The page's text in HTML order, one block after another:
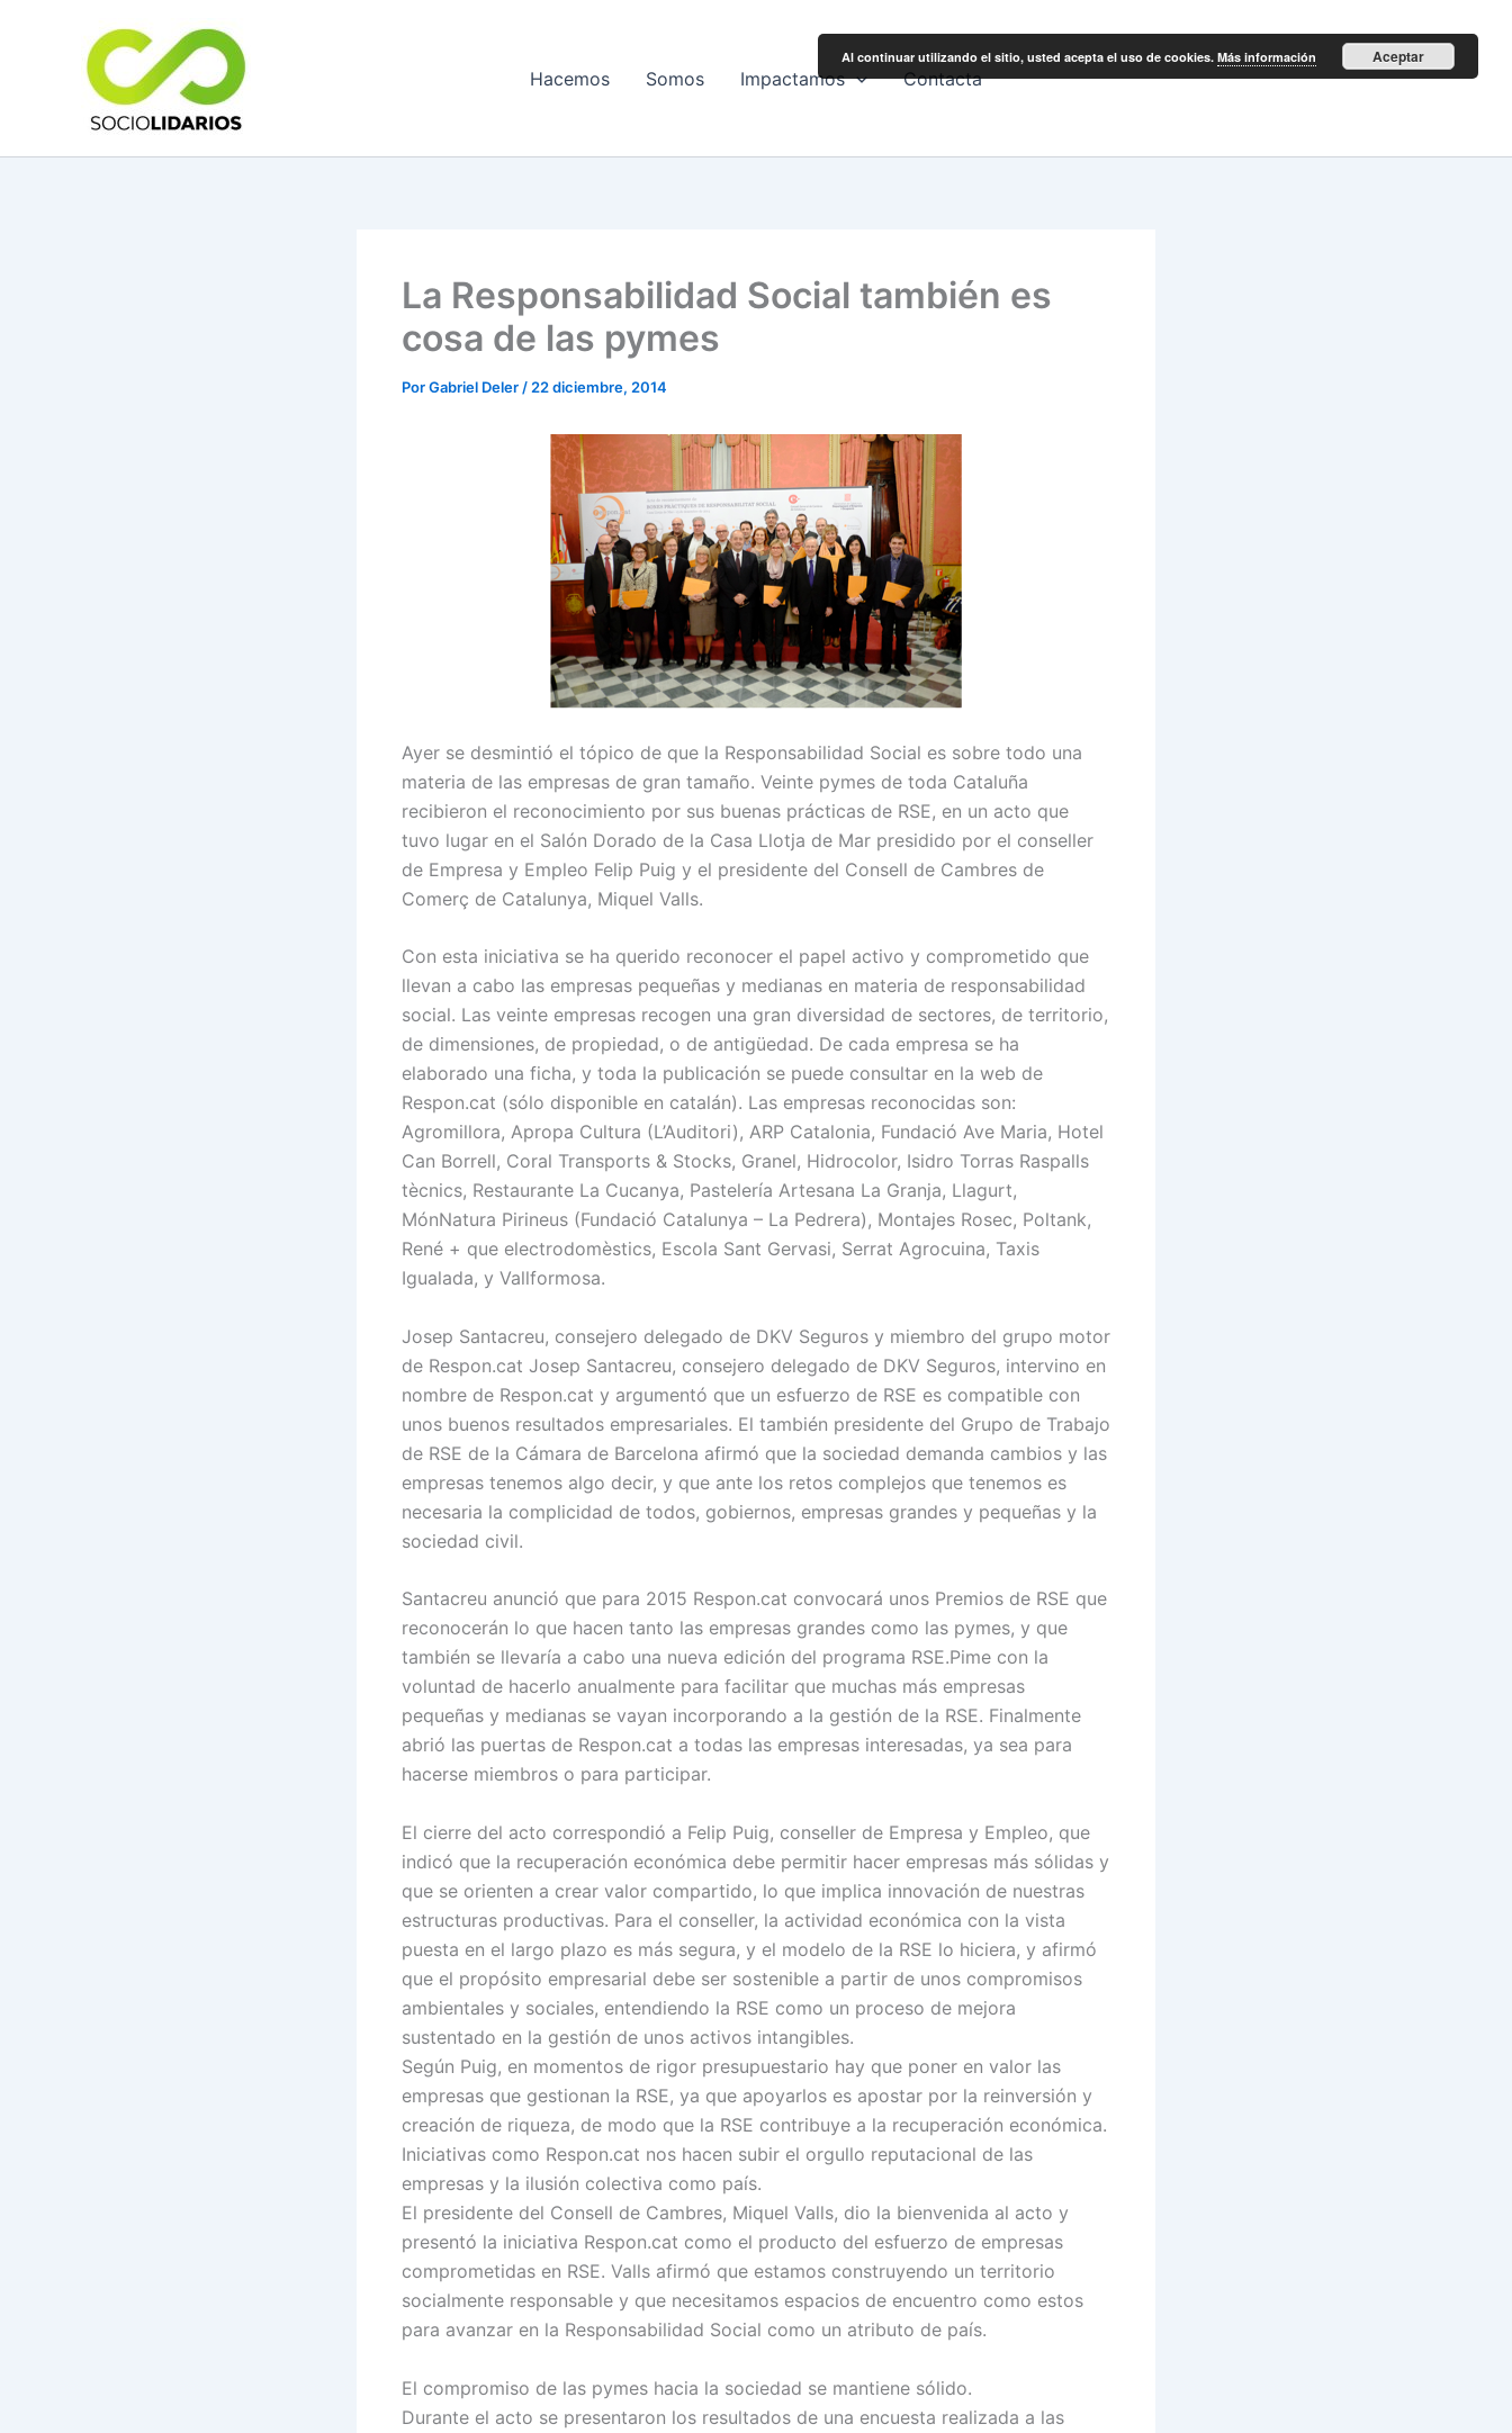
Hacemos Somos Impactamos Contacta
La Responsabilidad Social también es
cosa de las pymes
PorGabriel Deler / 22 diciembre, 2014
Ayer se desmintió el tópico de que la Responsabilidad Social es sobre todo una
materia de las empresas de gran tamaño. Veinte pymes de toda Cataluña
recibieron el reconocimiento por sus buenas prácticas de RSE, en un acto que
tuvo lugar en el Salón Dorado de la Casa Llotja de Mar presidido por el conseller
de Empresa y Empleo Felip Puig y el presidente del Consell de Cambres de
Comerç de Catalunya, Miquel Valls.
Con esta iniciativa se ha querido reconocer el papel activo y comprometido que
llevan a cabo las empresas pequeñas y medianas en materia de responsabilidad
social. Las veinte empresas recogen una gran diversidad de sectores, de territorio,
de dimensiones, de propiedad, o de antigüedad. De cada empresa se ha
elaborado una ficha, y toda la publicación se puede consultar en la web de
Respon.cat (sólo disponible en catalán). Las empresas reconocidas son:
Agromillora, Apropa Cultura (L’Auditori), ARP Catalonia, Fundació Ave Maria, Hotel
Can Borrell, Coral Transports & Stocks, Granel, Hidrocolor, Isidro Torras Raspalls
tècnics, Restaurante La Cucanya, Pastelería Artesana La Granja, Llagurt,
MónNatura Pirineus (Fundació Catalunya – La Pedrera), Montajes Rosec, Poltank,
René + que electrodomèstics, Escola Sant Gervasi, Serrat Agrocuina, Taxis
Igualada, y Vallformosa.
Josep Santacreu, consejero delegado de DKV Seguros y miembro del grupo motor
de Respon.cat Josep Santacreu, consejero delegado de DKV Seguros, intervino en
nombre de Respon.cat y argumentó que un esfuerzo de RSE es compatible con
unos buenos resultados empresariales. El también presidente del Grupo de Trabajo
de RSE de la Cámara de Barcelona afirmó que la sociedad demanda cambios y las
empresas tenemos algo decir, y que ante los retos complejos que tenemos es
necesaria la complicidad de todos, gobiernos, empresas grandes y pequeñas y la
sociedad civil.
Santacreu anunció que para 2015 Respon.cat convocará unos Premios de RSE que
reconocerán lo que hacen tanto las empresas grandes como las pymes, y que
también se llevaría a cabo una nueva edición del programa RSE.Pime con la
voluntad de hacerlo anualmente para facilitar que muchas más empresas
pequeñas y medianas se vayan incorporando a la gestión de la RSE. Finalmente
abrió las puertas de Respon.cat a todas las empresas interesadas, ya sea para
hacerse miembros o para participar.
El cierre del acto correspondió a Felip Puig, conseller de Empresa y Empleo, que
indicó que la recuperación económica debe permitir hacer empresas más sólidas y
que se orienten a crear valor compartido, lo que implica innovación de nuestras
estructuras productivas. Para el conseller, la actividad económica con la vista
puesta en el largo plazo es más segura, y el modelo de la RSE lo hiciera, y afirmó
que el propósito empresarial debe ser sostenible a partir de unos compromisos
ambientales y sociales, entendiendo la RSE como un proceso de mejora
sustentado en la gestión de unos activos intangibles.
Según Puig, en momentos de rigor presupuestario hay que poner en valor las
empresas que gestionan la RSE, ya que apoyarlos es apostar por la reinversión y
creación de riqueza, de modo que la RSE contribuye a la recuperación económica.
Iniciativas como Respon.cat nos hacen subir el orgullo reputacional de las
empresas y la ilusión colectiva como país.
El presidente del Consell de Cambres, Miquel Valls, dio la bienvenida al acto y
presentó la iniciativa Respon.cat como el producto del esfuerzo de empresas
comprometidas en RSE. Valls afirmó que estamos construyendo un territorio
socialmente responsable y que necesitamos espacios de encuentro como estos
para avanzar en la Responsabilidad Social como un atributo de país.
El compromiso de las pymes hacia la sociedad se mantiene sólido.
Durante el acto se presentaron los resultados de una encuesta realizada a las
Al continuar utilizando el sitio, usted acepta el uso de cookies. Más información Aceptar